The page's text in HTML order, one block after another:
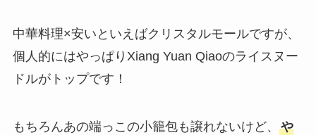
中華料理×安いといえばクリスタルモールですが、
個人的にはやっぱりXiang Yuan Qiaoのライスヌー
ドルがトップです！
もちろんあの端っこの小籠包も譲れないけど、 や